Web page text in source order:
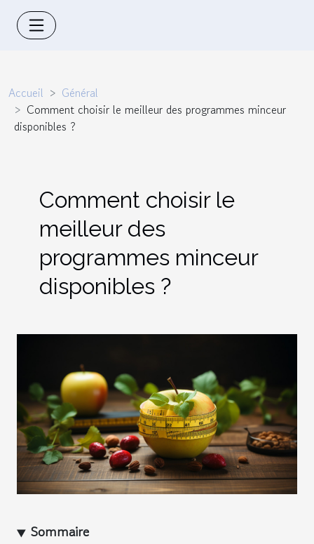
Accueil
Général
Comment choisir le meilleur des programmes minceur
disponibles ?
Comment choisir le
meilleur des
programmes minceur
disponibles ?
Sommaire